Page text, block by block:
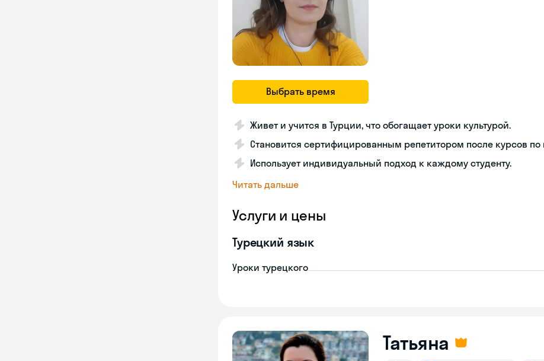
Выбрать время
Живет и учится в Турции, что обогащает уроки культурой.
Становится сертифицированным репетитором после курсов по
Использует индивидуальный подход к каждому студенту.
Читать дальше
Услуги и цены
Турецкий язык
Уроки турецкого
Татьяна